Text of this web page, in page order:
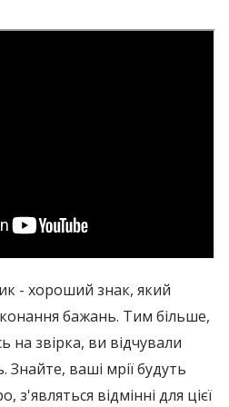
- хороший знак, який
бажань. Тим більше,
на звірка, ви відчували
Знайте, ваші мрії будуть
з'являться відмінні для цієї